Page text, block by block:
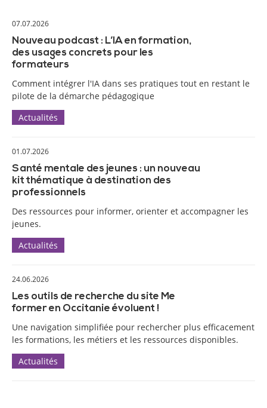
07.07.2026
Nouveau podcast : L’IA en formation,
des usages concrets pour les
formateurs
Comment intégrer l'IA dans ses pratiques tout en restant le
pilote de la démarche pédagogique
Actualités
01.07.2026
Santé mentale des jeunes : un nouveau
kit thématique à destination des
professionnels
Des ressources pour informer, orienter et accompagner les
jeunes.
Actualités
24.06.2026
Les outils de recherche du site Me
former en Occitanie évoluent !
Une navigation simplifiée pour rechercher plus efficacement
les formations, les métiers et les ressources disponibles.
Actualités